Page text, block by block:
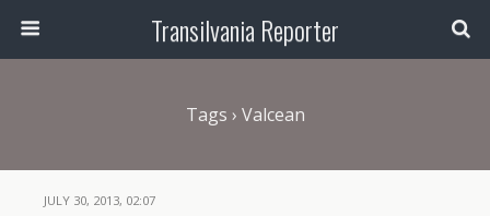
Transilvania Reporter
Tags › Valcean
JULY 30, 2013, 02:07